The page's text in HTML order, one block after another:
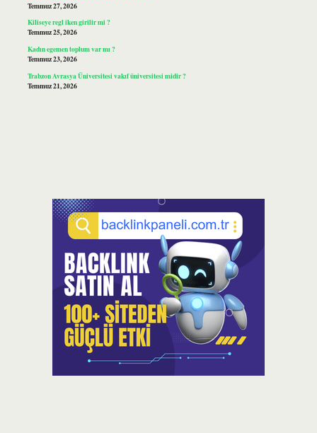
Temmuz 27, 2026
Kiliseye regl iken girilir mi ?
Temmuz 25, 2026
Kadın egemen toplum var mı ?
Temmuz 23, 2026
Trabzon Avrasya Üniversitesi vakıf üniversitesi midir ?
Temmuz 21, 2026